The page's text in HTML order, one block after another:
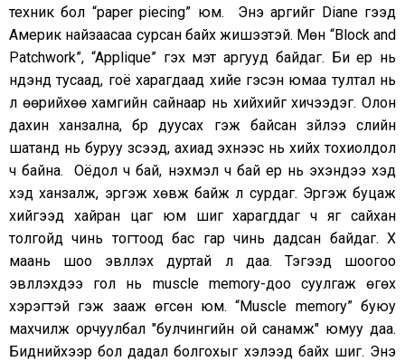
техник бол “paper piecing” юм. Энэ аргийг Diane гээд
Америк найзаасаа сурсан байх жишээтэй. Мөн “Block and
Patchwork”, “Applique” гэх мэт аргууд байдаг. Би ер нь
нүдэнд тусаад, гоё харагдаад хийе гэсэн юмаа тултал нь
л өөрийхөө хамгийн сайнаар нь хийхийг хичээдэг. Олон
дахин ханзална, бүр дуусах гэж байсан зүйлээ сүүлийн
шатанд нь буруу зүсээд, ахиад эхнээс нь хийх тохиолдол
ч байна. Оёдол ч бай, нэхмэл ч бай ер нь эхэндээ хэд
хэд ханзалж, эргэж хөвж байж л сурдаг. Эргэж буцаж
хийгээд хайран цаг юм шиг харагддаг ч яг сайхан
толгойд чинь тогтоод бас гар чинь дадсан байдаг. Хүү
маань шоо эвлүүлэх дуртай л даа. Тэгээд шоогоо
эвлүүлэхдээ гол нь muscle memory-доо суулгаж өгөх
хэрэгтэй гэж зааж өгсөн юм. “Muscle memory” буюу
махчилж орчуулбал "булчингийн ой санамж" юмуу даа.
Биднийхээр бол дадал болгохыг хэлээд байх шиг. Энэ